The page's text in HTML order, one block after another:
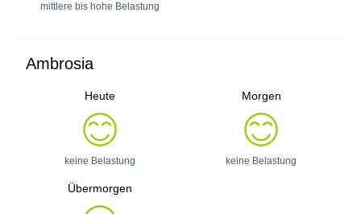
mittlere bis hohe Belastung
Ambrosia
Heute
keine Belastung
Morgen
keine Belastung
Übermorgen